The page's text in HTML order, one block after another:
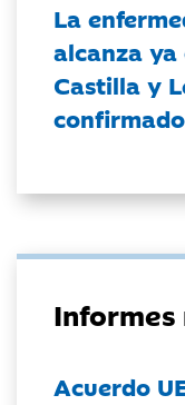
La
alcanza
Castilla y
Acuerdo